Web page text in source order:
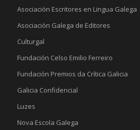
Asociación Escritores en Lingua Galega
Asociación Galega de Editores
Culturgal
Fundación Celso Emilio Ferreiro
Fundación Premios da Crítica Galicia
Galicia Confidencial
Luzes
Nova Escola Galega